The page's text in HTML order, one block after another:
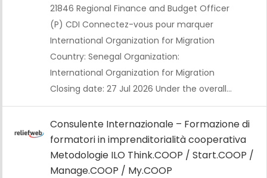
21846 Regional Finance and Budget Officer
(P) CDI Connectez-vous pour marquer
International Organization for Migration
Country: Senegal Organization:
International Organization for Migration
Closing date: 27 Jul 2026 Under the overall…
Consulente Internazionale – Formazione di
formatori in imprenditorialità cooperativa
Metodologie ILO Think.COOP / Start.COOP /
Manage.COOP / My.COOP